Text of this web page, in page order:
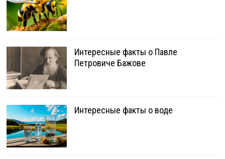
Интересные факты о Павле
Петровиче Бажове
Интересные факты о воде